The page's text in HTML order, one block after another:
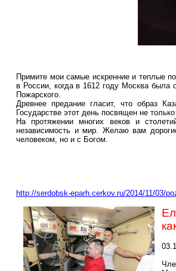
Примите мои самые искренние и теплые
в России, когда в 1612 году Москва была
Пожарского.
Древнее предание гласит, что образ
Государстве этот день посвящен не
На протяжении многих веков и
независимость и мир. Желаю вам
человеком, но и с Богом.
http://serdobsk-eparh.cerkov.ru/2014/11/03/